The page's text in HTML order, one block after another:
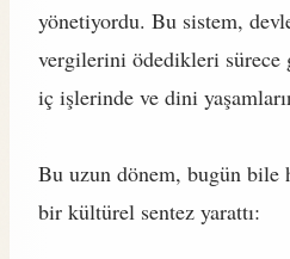
yönetiyordu. Bu sistem,
vergilerini ödedikleri
iç işlerinde ve dini
Bu uzun dönem, bugün bile
bir kültürel sentez yarattı: